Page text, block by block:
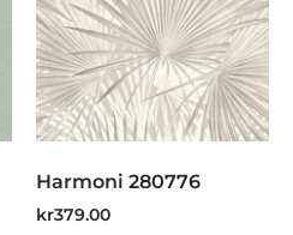
Harmoni 280776
kr379.00